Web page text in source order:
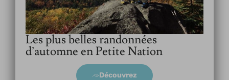
Les plus belles randonnées
d’automne en Petite Nation
Découvrez